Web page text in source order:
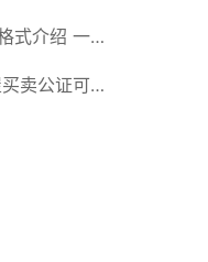
介绍 一